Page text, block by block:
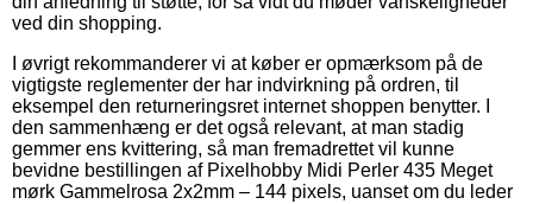
ved din shopping.
I øvrigt rekommanderer vi at køber er opmærksom på de
vigtigste reglementer der har indvirkning på ordren, til
eksempel den returneringsret internet shoppen benytter. I
den sammenhæng er det også relevant, at man stadig
gemmer ens kvittering, så man fremadrettet vil kunne
bevidne bestillingen af Pixelhobby Midi Perler 435 Meget
mørk Gammelrosa 2x2mm – 144 pixels, uanset om du leder